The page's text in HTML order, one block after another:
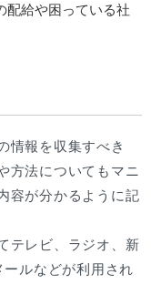
配給や困っている社
情報を収集すべき
方法についてもマニ
容が分かるように記
テレビ、ラジオ、新
ルなどが利用され